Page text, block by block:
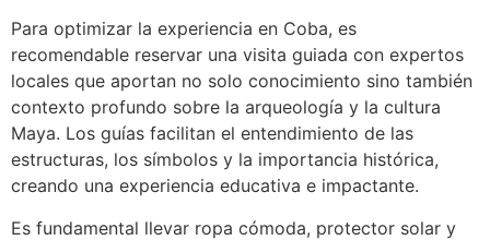
Para optimizar la experiencia en Coba, es
recomendable reservar una visita guiada con expertos
locales que aportan no solo conocimiento sino también
contexto profundo sobre la arqueología y la cultura
Maya. Los guías facilitan el entendimiento de las
estructuras, los símbolos y la importancia histórica,
creando una experiencia educativa e impactante.
Es fundamental llevar ropa cómoda, protector solar y